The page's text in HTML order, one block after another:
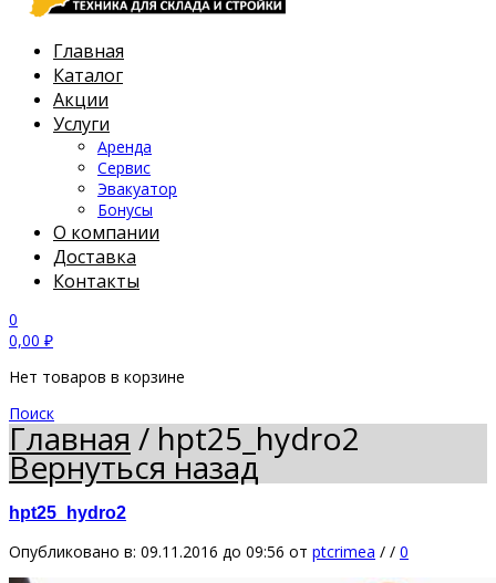
Главная
Каталог
Акции
Услуги
Аренда
Сервис
Эвакуатор
Бонусы
О компании
Доставка
Контакты
0
0,00 ₽
Нет товаров в корзине
Поиск
Главная/hpt25_hydro2
Вернуться назад
hpt25_hydro2
Опубликовано в: 09.11.2016 до 09:56 от ptcrimea / / 0